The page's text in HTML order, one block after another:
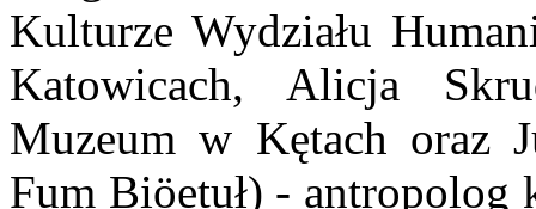
Kulturze Wydziału
Katowicach, Alicja
Muzeum w Kętach oraz
Fum Biöetuł) - antropolog